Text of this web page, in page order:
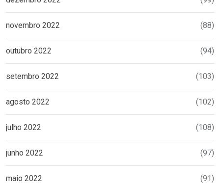
novembro 2022 (88)
outubro 2022 (94)
setembro 2022 (103)
agosto 2022 (102)
julho 2022 (108)
junho 2022 (97)
maio 2022 (91)